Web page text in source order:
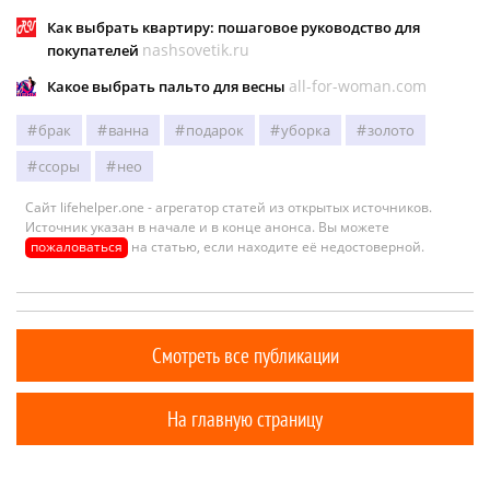
Как выбрать квартиру: пошаговое руководство для
покупателей nashsovetik.ru
Какое выбрать пальто для весны all-for-woman.com
брак ванна подарок уборка
золото
ссоры
нео
Сайт lifehelper.one - агрегатор статей из открытых источников.
Источник указан в начале и в конце анонса. Вы можете
пожаловаться на статью, если находите её недостоверной.
Смотреть все публикации
На главную страницу